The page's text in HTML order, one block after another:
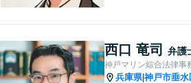
続問題】生前対策
生後の手続き・トラ
までワンストップで
ンライン面談OK】
西口 竜司 弁護
神戸マリン綜合法律事
兵庫県|神戸市垂水